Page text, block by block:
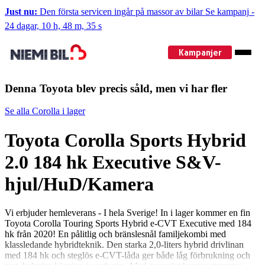
Just nu: Den första servicen ingår på massor av bilar Se kampanj -
24 dagar, 10 h, 48 m, 35 s
Kampanjer
Denna Toyota blev precis såld, men vi har fler
Se alla Corolla i lager
Toyota Corolla Sports Hybrid
2.0 184 hk Executive S&V-
hjul/HuD/Kamera
Vi erbjuder hemleverans - I hela Sverige! In i lager kommer en fin
Toyota Corolla Touring Sports Hybrid e-CVT Executive med 184
hk från 2020! En pålitlig och bränslesnål familjekombi med
klassledande hybridteknik. Den starka 2,0-liters hybrid drivlinan
med 184 hk och steglös e-CVT-låda ger både låg förbrukning och